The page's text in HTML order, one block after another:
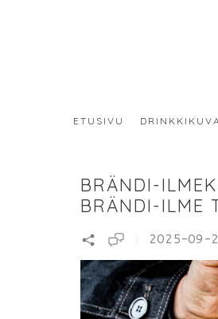
ETUSIVU
BRÄNDI-
BRÄNDI-ILME
2025-09-